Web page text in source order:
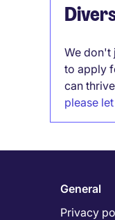
We don't
to apply
can
please
General
Privacy